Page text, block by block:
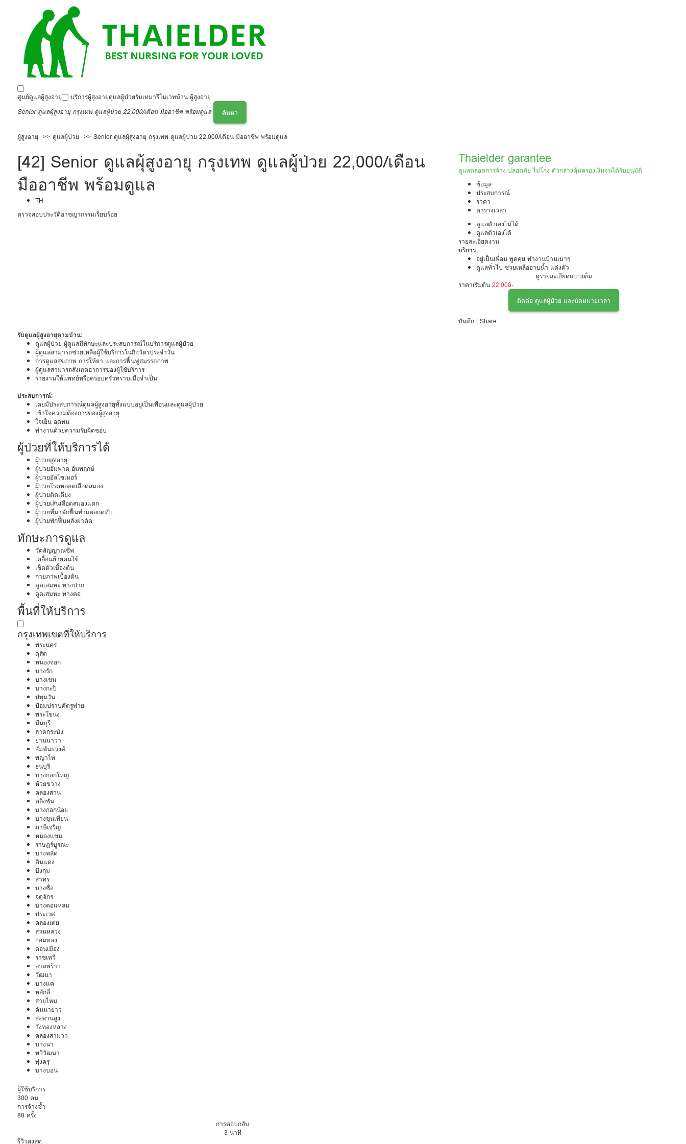
ศูนย์ดูแลผู้สูงอายุ บริการผู้สูงอายุดูแลผู้ป่วยรับเหมารีโนเวทบ้าน ผู้สูงอายุ
Senior ดูแลผุ้สูงอายุ กรุงเทพ ดูแลผู้ป่วย 22,000/เดือน มืออาชีพ พร้อมดูแล
ค้นหา
ผู้สูงอายุ ดูแลผู้ป่วย Senior ดูแลผุ้สูงอายุ กรุงเทพ ดูแลผู้ป่วย 22,000/เดือน มืออาชีพ พร้อมดูแล
[42] Senior ดูแลผุ้สูงอายุ กรุงเทพ ดูแลผู้ป่วย 22,000/เดือน
มืออาชีพ พร้อมดูแล
TH
ตรวจสอบประวัติอาชญากรรมเรียบร้อย
Thaielder garantee
ดูแลตลอดการจ้าง ปลอดภัย ไม่โกง ตัวกลางคุ้มครองเงินจนได้รับอนุมัติ
ข้อมูล
ประสบการณ์
ราคา
ตารางเวลา
ดูแลตัวเองไม่ได้
ดูแลตัวเองได้
รายละเอียดงาน
บริการ
อยู่เป็นเพื่อน พูดคุย ทำงานบ้านเบาๆ
ดูแลทั่วไป ช่วยเหลืออาบน้ำ แต่งตัว
ช่วยเหลือในกิจวัตรประจำวัน
ดูรายละเอียดแบบเต็ม
ราคาเริ่มต้น 22,000-
ติดต่อ ดูแลผู้ป่วย และนัดหมายเวลา
บันทึก | Share
รับดูแลผู้สูงอายุตามบ้าน:
ดูแลผู้ป่วย ผู้ดูแลมีทักษะและประสบการณ์ในบริการดูแลผู้ป่วย
ผู้ดูแลสามารถช่วยเหลือผู้ใช้บริการในกิจวัตรประจำวัน
การดูแลสุขภาพ การให้ยา และการฟื้นฟูสมรรถภาพ
ผู้ดูแลสามารถสังเกตอาการของผู้ใช้บริการ
รายงานให้แพทย์หรือครอบครัวทราบเมื่อจำเป็น
ประสบการณ์:
เคยมีประสบการณ์ดูแลผู้สูงอายุทั้งแบบอยู่เป็นเพื่อนและดูแลผู้ป่วย
เข้าใจความต้องการของผู้สูงอายุ
ใจเย็น อดทน
ทำงานด้วยความรับผิดชอบ
ผู้ป่วยที่ให้บริการได้
ผู้ป่วยสูงอายุ
ผู้ป่วยอัมพาต อัมพฤกษ์
ผู้ป่วยอัลไซเมอร์
ผู้ป่วยโรคหลอดเลือดสมอง
ผู้ป่วยติดเตียง
ผู้ป่วยเส้นเลือดสมองแตก
ผู้ป่วยที่มาพักฟื้นทำแผลกดทับ
ผู้ป่วยพักฟื้นหลังผ่าตัด
ทักษะการดูแล
วัดสัญญาณชีพ
เคลื่อนย้ายคนไข้
เช็ดตัวเบื้องต้น
กายภาพเบื้องต้น
ดูดเสมหะ ทางปาก
ดูดเสมหะ ทางคอ
พื้นที่ให้บริการ
กรุงเทพเขตที่ให้บริการ
พระนคร
ดุสิต
หนองจอก
บางรัก
บางเขน
บางกะปิ
ปทุมวัน
ป้อมปราบศัตรูพ่าย
พระโขนง
มีนบุรี
ลาดกระบัง
ยานนาวา
สัมพันธวงศ์
พญาไท
ธนบุรี
บางกอกใหญ่
ห้วยขวาง
คลองสาน
ตลิ่งชัน
บางกอกน้อย
บางขุนเทียน
ภาษีเจริญ
หนองแขม
ราษฎร์บูรณะ
บางพลัด
ดินแดง
บึงกุ่ม
สาทร
บางซื่อ
จตุจักร
บางคอแหลม
ประเวศ
คลองเตย
สวนหลวง
จอมทอง
ดอนเมือง
ราชเทวี
ลาดพร้าว
วัฒนา
บางแค
หลักสี่
สายไหม
คันนายาว
สะพานสูง
วังทองหลาง
คลองสามวา
บางนา
ทวีวัฒนา
ทุ่งครุ
บางบอน
ผู้ใช้บริการ
300 คน
การจ้างซ้ำ
88 ครั้ง
การตอบกลับ
3 นาที
รีวิวสูงสุด